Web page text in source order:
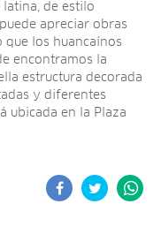
latina, de estilo
apreciar obras
que los huancaínos
encontramos la
estructura decorada
y diferentes
ubicada en la Plaza